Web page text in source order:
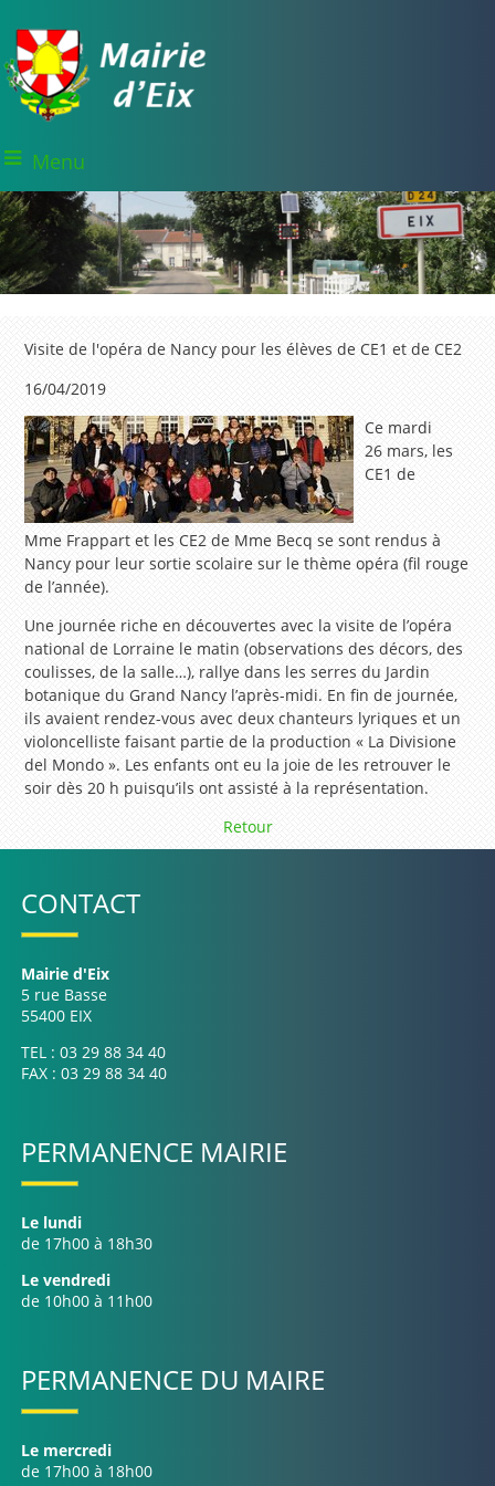
Menu
Visite de l'opéra de Nancy pour les élèves de CE1 et de CE2
16/04/2019
Ce mardi
26 mars, les
CE1 de
Mme Frappart et les CE2 de Mme Becq se sont rendus à
Nancy pour leur sortie scolaire sur le thème opéra (fil rouge
de l’année).
Une journée riche en découvertes avec la visite de l’opéra
national de Lorraine le matin (observations des décors, des
coulisses, de la salle…), rallye dans les serres du Jardin
botanique du Grand Nancy l’après-midi. En fin de journée,
ils avaient rendez-vous avec deux chanteurs lyriques et un
violoncelliste faisant partie de la production « La Divisione
del Mondo ». Les enfants ont eu la joie de les retrouver le
soir dès 20 h puisqu’ils ont assisté à la représentation.
Retour
CONTACT
Mairie d'Eix
5 rue Basse
55400 EIX
TEL : 03 29 88 34 40
FAX : 03 29 88 34 40
PERMANENCE MAIRIE
Le lundi
de 17h00 à 18h30
Le vendredi
de 10h00 à 11h00
PERMANENCE DU MAIRE
Le mercredi
de 17h00 à 18h00